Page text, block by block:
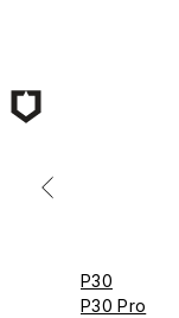
P30
P30 Pro